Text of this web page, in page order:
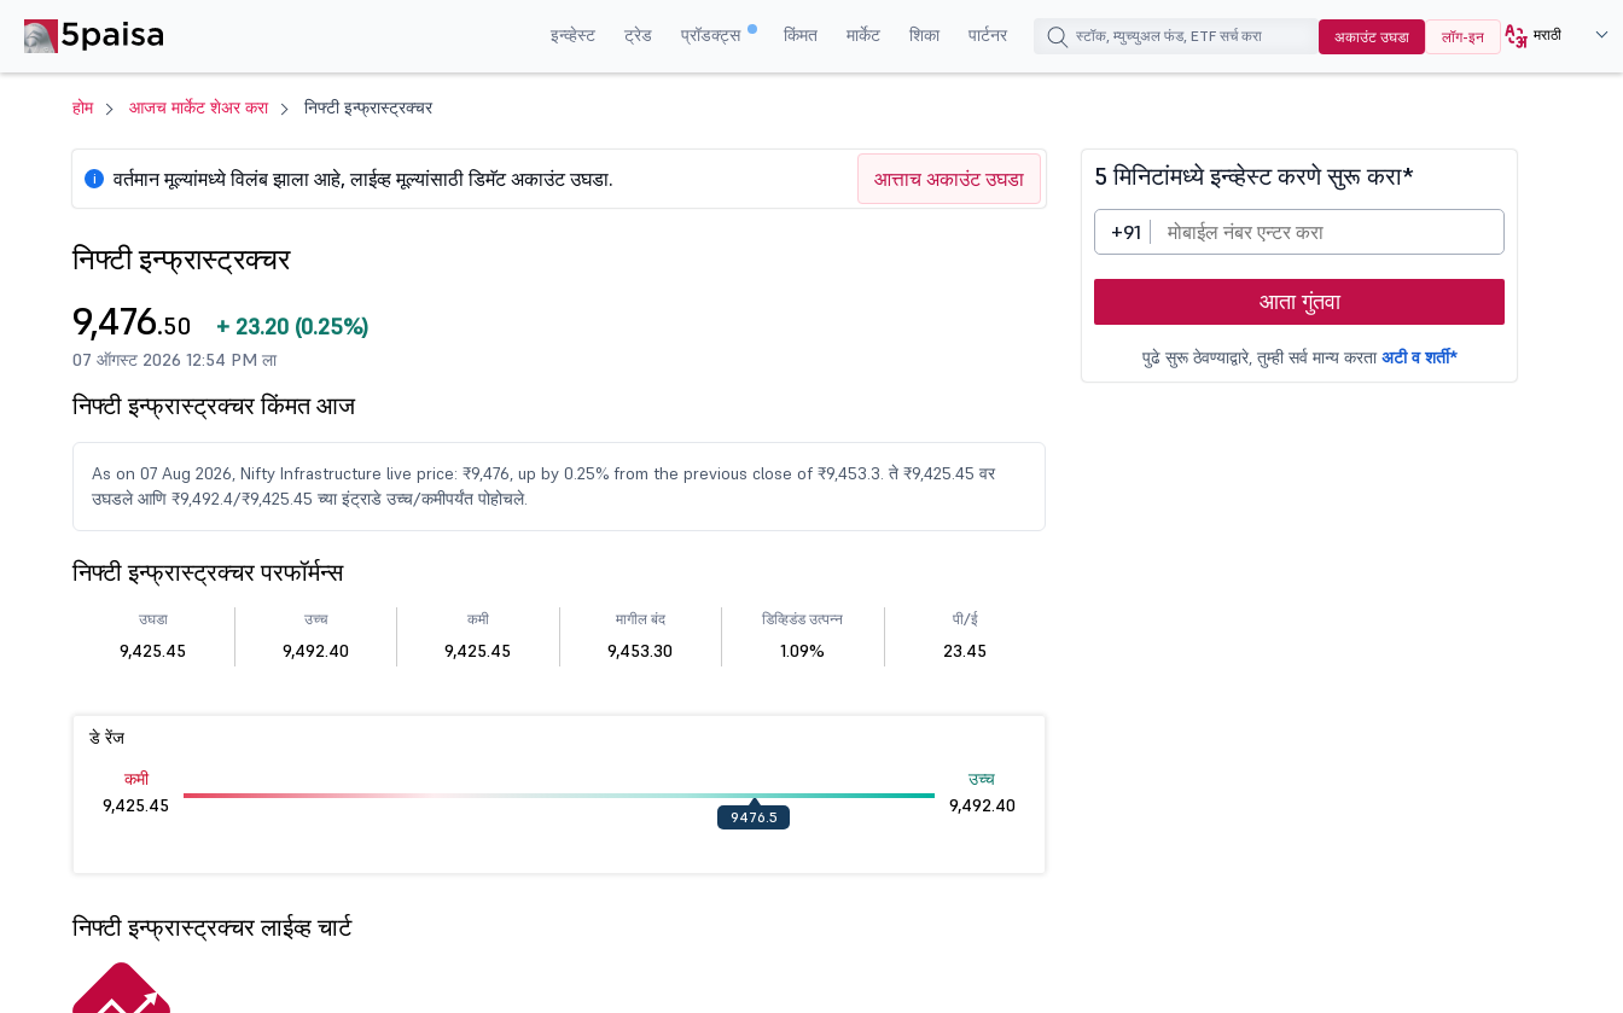
इन्व्हेस्ट ट्रेड प्रॉडक्ट्स किंमत मार्केट शिका पार्टनर अकाउंट उघडा लॉग-इन मराठी
होम आजच मार्केट शेअर करा निफ्टी इन्फ्रास्ट्रक्चर
i वर्तमान मूल्यांमध्ये विलंब झाला आहे, लाईव्ह मूल्यांसाठी डिमॅट अकाउंट उघडा. आत्ताच अकाउंट उघडा
निफ्टी इन्फ्रास्ट्रक्चर
9,476.50 + 23.20 (0.25%)
07 ऑगस्ट 2026 12:54 PM ला
निफ्टी इन्फ्रास्ट्रक्चर किंमत आज
As on 07 Aug 2026, Nifty Infrastructure live price: ₹9,476, up by 0.25% from the previous close of ₹9,453.3. ते ₹9,425.45 वर
उघडले आणि ₹9,492.4/₹9,425.45 च्या इंट्राडे उच्च/कमीपर्यंत पोहोचले.
निफ्टी इन्फ्रास्ट्रक्चर परफॉर्मन्स
उघडा
9,425.45
उच्च
9,492.40
कमी
9,425.45
मागील बंद
9,453.30
डिव्हिडंड उत्पन्न
1.09%
पी/ई
23.45
डे रेंज
कमी
9,425.45
9476.5
उच्च
9,492.40
निफ्टी इन्फ्रास्ट्रक्चर लाईव्ह चार्ट
5 मिनिटांमध्ये इन्व्हेस्ट करणे सुरू करा*
+91
आता गुंतवा
पुढे सुरू ठेवण्याद्वारे, तुम्ही सर्व मान्य करताअटी व शर्ती*